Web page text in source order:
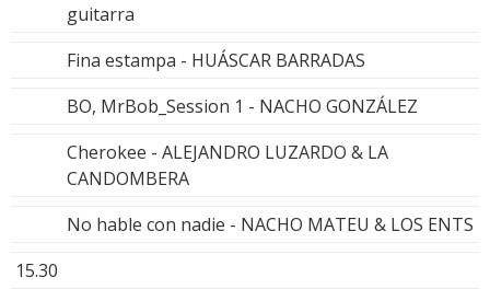
guitarra
Fina estampa - HUÁSCAR BARRADAS
BO, MrBob_Session 1 - NACHO GONZÁLEZ
Cherokee - ALEJANDRO LUZARDO & LA
CANDOMBERA
No hable con nadie - NACHO MATEU & LOS ENTS
15.30